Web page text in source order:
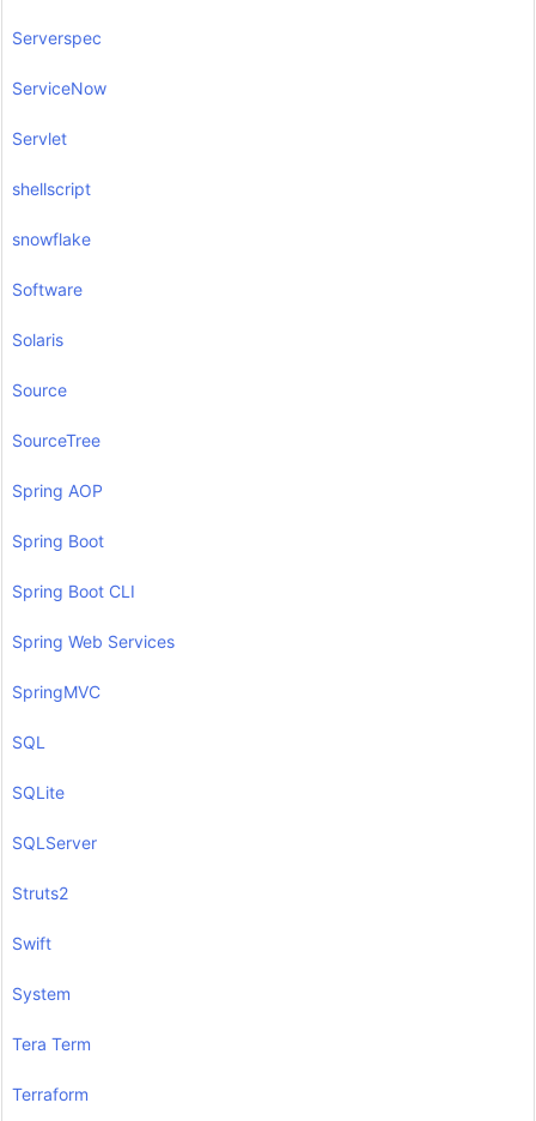
Serverspec
ServiceNow
Servlet
shellscript
snowflake
Software
Solaris
Source
SourceTree
Spring AOP
Spring Boot
Spring Boot CLI
Spring Web Services
SpringMVC
SQL
SQLite
SQLServer
Struts2
Swift
System
Tera Term
Terraform